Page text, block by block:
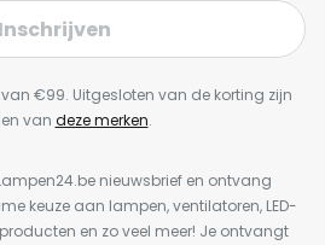
Inschrijven
€99. Uitgesloten van de korting zijn
van deze merken.
nieuwsbrief en ontvang
keuze aan lampen, ventilatoren, LED-
en zo veel meer! Je ontvangt